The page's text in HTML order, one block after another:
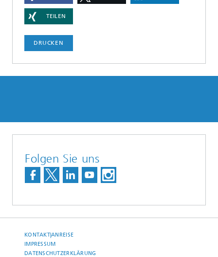
TEILEN
DRUCKEN
Folgen Sie uns
KONTAKT|ANREISE
IMPRESSUM
DATENSCHUTZERKLÄRUNG